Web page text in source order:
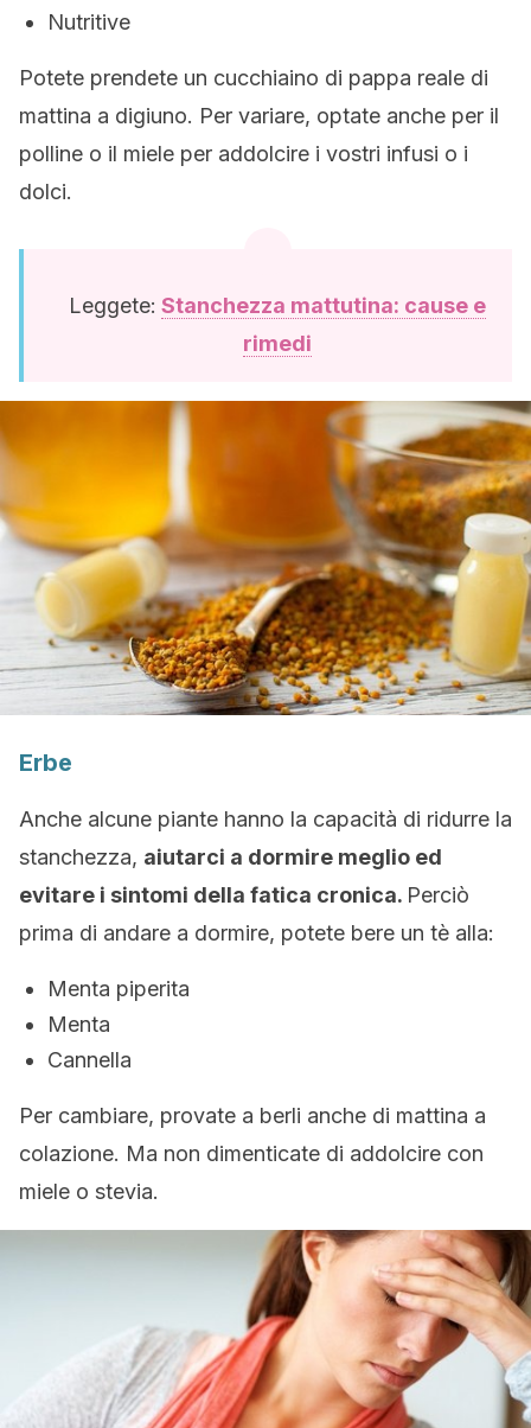
Nutritive
Potete prendete un cucchiaino di pappa reale di
mattina a digiuno. Per variare, optate anche per il
polline o il miele per addolcire i vostri infusi o i
dolci.
Leggete: Stanchezza mattutina: cause e
rimedi
Erbe
Anche alcune piante hanno la capacità di ridurre la
stanchezza, aiutarci a dormire meglio ed
evitare i sintomi della fatica cronica. Perciò
prima di andare a dormire, potete bere un tè alla:
Menta piperita
Menta
Cannella
Per cambiare, provate a berli anche di mattina a
colazione. Ma non dimenticate di addolcire con
miele o stevia.